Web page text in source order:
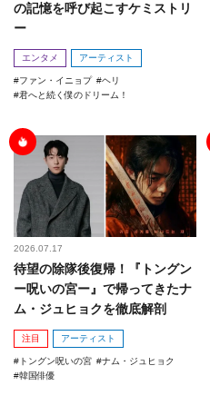
の記憶を呼び起こすケミストリ
ー
エンタメ アーティスト
ファン・イニョプ
ヘリ
君へと続く僕のドリーム！
2026.07.17
待望の除隊後復帰！『トングン
ー呪いの宮ー』で帰ってきたナ
ム・ジュヒョクを徹底解剖
注目 アーティスト
トングン呪いの宮
ナム・ジュヒョク
韓国俳優